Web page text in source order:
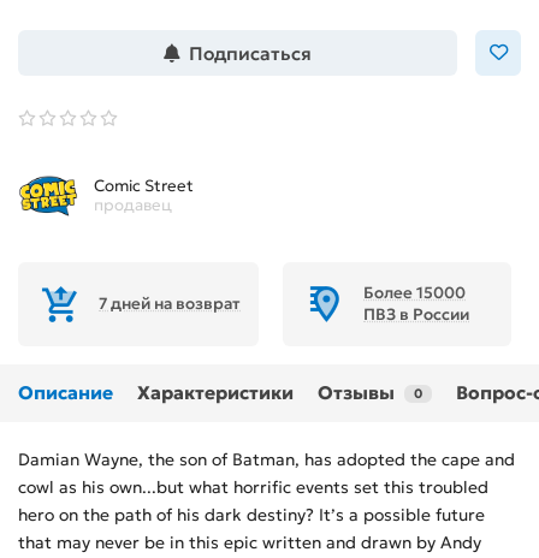
Подписаться
Comic Street
продавец
7 дней на возврат
Более 15000
ПВЗ в России
Описание Характеристики Отзывы 0 Вопрос-
Damian Wayne, the son of Batman, has adopted the cape and
cowl as his own...but what horrific events set this troubled
hero on the path of his dark destiny? It’s a possible future
that may never be in this epic written and drawn by Andy